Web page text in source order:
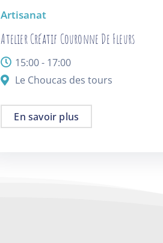
Artisanat
Atelier Créatif Couronne De Fleurs
15:00 - 17:00
Le Choucas des tours
En savoir plus